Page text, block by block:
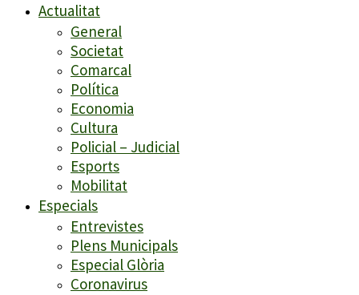
Actualitat
General
Societat
Comarcal
Política
Economia
Cultura
Policial – Judicial
Esports
Mobilitat
Especials
Entrevistes
Plens Municipals
Especial Glòria
Coronavirus